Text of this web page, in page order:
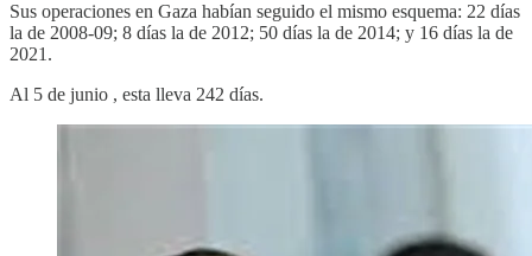
Sus operaciones en Gaza habían seguido el mismo esquema: 22 días
la de 2008-09; 8 días la de 2012; 50 días la de 2014; y 16 días la de
2021.
Al 5 de junio , esta lleva 242 días.